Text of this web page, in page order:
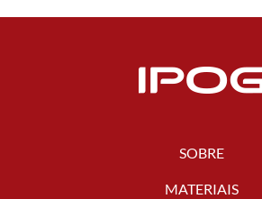
SOBRE
MATERIAIS